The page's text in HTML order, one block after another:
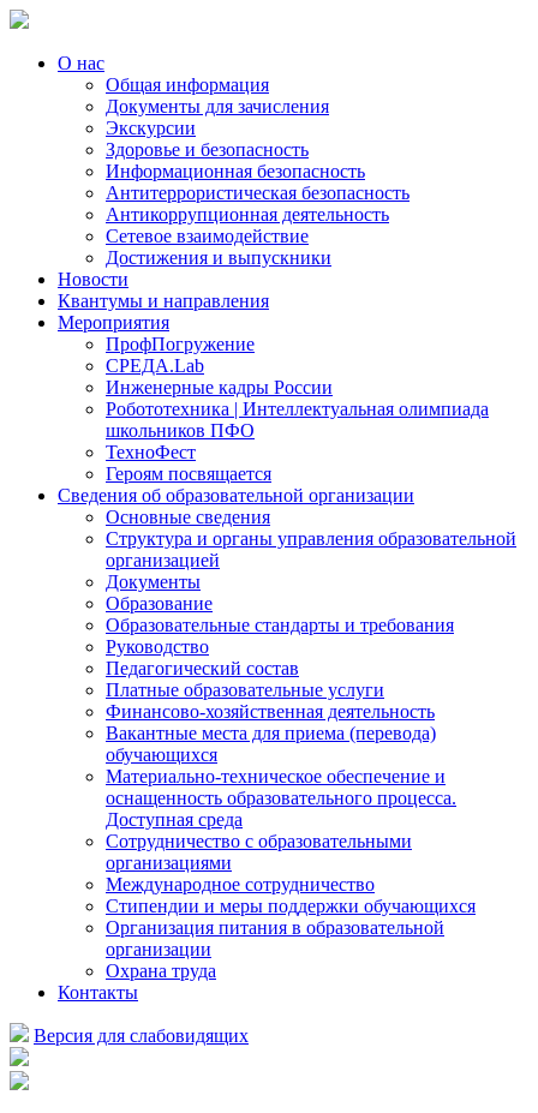
О нас
Общая информация
Документы для зачисления
Экскурсии
Здоровье и безопасность
Информационная безопасность
Антитеррористическая безопасность
Антикоррупционная деятельность
Сетевое взаимодействие
Достижения и выпускники
Новости
Квантумы и направления
Мероприятия
ПрофПогружение
СРЕДА.Lab
Инженерные кадры России
Робототехника | Интеллектуальная олимпиада
школьников ПФО
ТехноФест
Героям посвящается
Сведения об образовательной организации
Основные сведения
Структура и органы управления образовательной
организацией
Документы
Образование
Образовательные стандарты и требования
Руководство
Педагогический состав
Платные образовательные услуги
Финансово-хозяйственная деятельность
Вакантные места для приема (перевода)
обучающихся
Материально-техническое обеспечение и
оснащенность образовательного процесса.
Доступная среда
Сотрудничество с образовательными
организациями
Международное сотрудничество
Стипендии и меры поддержки обучающихся
Организация питания в образовательной
организации
Охрана труда
Контакты
Версия для слабовидящих